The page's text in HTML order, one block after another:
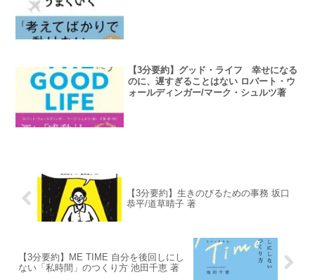
【3分要約】グッド・ライフ 幸せになる
のに、遅すぎることはない ロバート・ウ
ォールディンガー/マーク・シュルツ著
【3分要約】生きのびるための事務 坂口
恭平/道草晴子 著
【3分要約】ME TIME 自分を後回しにし
ない「私時間」のつくり方 池田千恵 著